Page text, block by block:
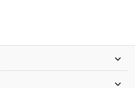

